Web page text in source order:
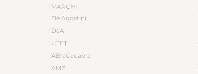
MARCHI
De Agostini
DeA
UTET
ABraCadabra
AMZ